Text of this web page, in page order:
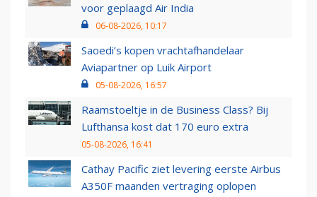
voor geplaagd Air India
06-08-2026, 10:17
Saoedi’s kopen vrachtafhandelaar
Aviapartner op Luik Airport
05-08-2026, 16:57
Raamstoeltje in de Business Class? Bij
Lufthansa kost dat 170 euro extra
05-08-2026, 16:41
Cathay Pacific ziet levering eerste Airbus
A350F maanden vertraging oplopen